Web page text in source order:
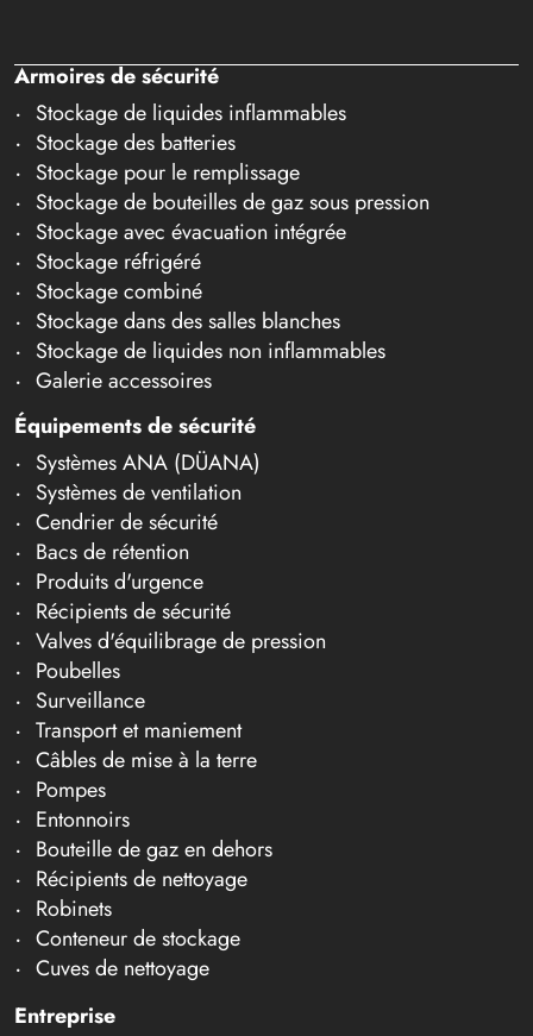
Armoires de sécurité
Stockage de liquides inflammables
Stockage des batteries
Stockage pour le remplissage
Stockage de bouteilles de gaz sous pression
Stockage avec évacuation intégrée
Stockage réfrigéré
Stockage combiné
Stockage dans des salles blanches
Stockage de liquides non inflammables
Galerie accessoires
Équipements de sécurité
Systèmes ANA (DÜANA)
Systèmes de ventilation
Cendrier de sécurité
Bacs de rétention
Produits d'urgence
Récipients de sécurité
Valves d'équilibrage de pression
Poubelles
Surveillance
Transport et maniement
Câbles de mise à la terre
Pompes
Entonnoirs
Bouteille de gaz en dehors
Récipients de nettoyage
Robinets
Conteneur de stockage
Cuves de nettoyage
Entreprise